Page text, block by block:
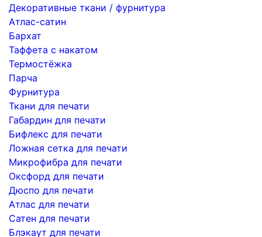
Декоративные ткани / фурнитура
Атлас-сатин
Бархат
Таффета с накатом
Термостёжка
Парча
Фурнитура
Ткани для печати
Габардин для печати
Бифлекс для печати
Ложная сетка для печати
Микрофибра для печати
Оксфорд для печати
Дюспо для печати
Атлас для печати
Сатен для печати
Блэкаут для печати